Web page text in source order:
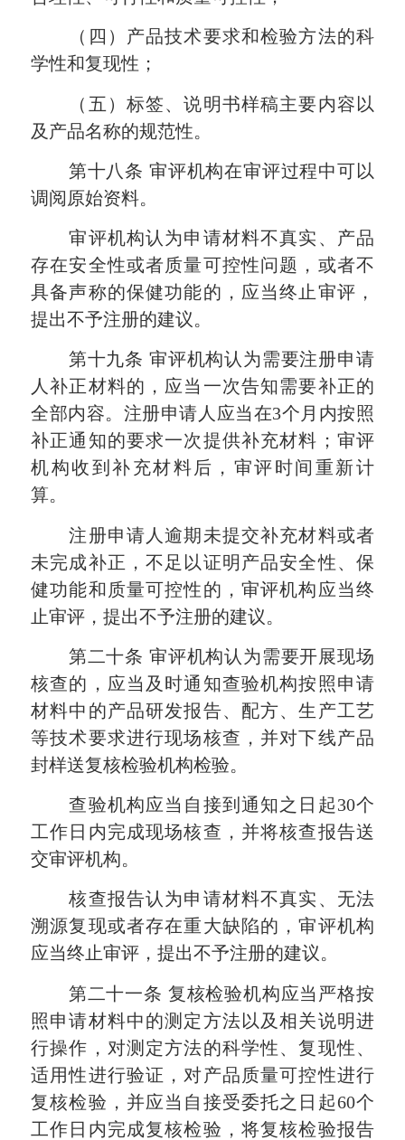
（四）产品技术要求和检验方法的科
学性和复现性；
（五）标签、说明书样稿主要内容以
及产品名称的规范性。
第十八条 审评机构在审评过程中可以
调阅原始资料。
审评机构认为申请材料不真实、产品
存在安全性或者质量可控性问题，或者不
具备声称的保健功能的，应当终止审评，
提出不予注册的建议。
第十九条 审评机构认为需要注册申请
人补正材料的，应当一次告知需要补正的
全部内容。注册申请人应当在3个月内按照
补正通知的要求一次提供补充材料；审评
机构收到补充材料后，审评时间重新计
算。
注册申请人逾期未提交补充材料或者
未完成补正，不足以证明产品安全性、保
健功能和质量可控性的，审评机构应当终
止审评，提出不予注册的建议。
第二十条 审评机构认为需要开展现场
核查的，应当及时通知查验机构按照申请
材料中的产品研发报告、配方、生产工艺
等技术要求进行现场核查，并对下线产品
封样送复核检验机构检验。
查验机构应当自接到通知之日起30个
工作日内完成现场核查，并将核查报告送
交审评机构。
核查报告认为申请材料不真实、无法
溯源复现或者存在重大缺陷的，审评机构
应当终止审评，提出不予注册的建议。
第二十一条 复核检验机构应当严格按
照申请材料中的测定方法以及相关说明进
行操作，对测定方法的科学性、复现性、
适用性进行验证，对产品质量可控性进行
复核检验，并应当自接受委托之日起60个
工作日内完成复核检验，将复核检验报告